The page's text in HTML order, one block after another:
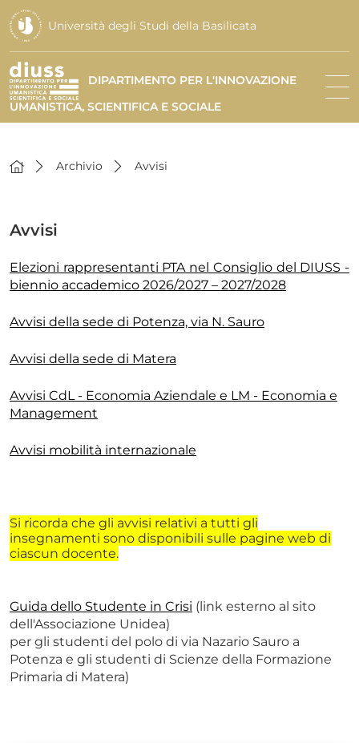
Università degli Studi della Basilicata
DIPARTIMENTO PER L'INNOVAZIONE
UMANISTICA, SCIENTIFICA E SOCIALE
Archivio Avvisi
Avvisi
Elezioni rappresentanti PTA nel Consiglio del DIUSS -
biennio accademico 2026/2027 – 2027/2028
Avvisi della sede di Potenza, via N. Sauro
Avvisi della sede di Matera
Avvisi CdL - Economia Aziendale e LM - Economia e
Management
Avvisi mobilità internazionale
Si ricorda che gli avvisi relativi a tutti gli
insegnamenti sono disponibili sulle pagine web di
ciascun docente.
Guida dello Studente in Crisi (link esterno al sito
dell'Associazione Unidea)
per gli studenti del polo di via Nazario Sauro a
Potenza e gli studenti di Scienze della Formazione
Primaria di Matera)